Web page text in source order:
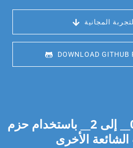
المجانية
DOWNLOAD GITHUB
__ إلى 2 __ باستخدام حزم SDK
الشائعة الأخرى